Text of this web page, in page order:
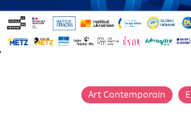
Art Contemporain